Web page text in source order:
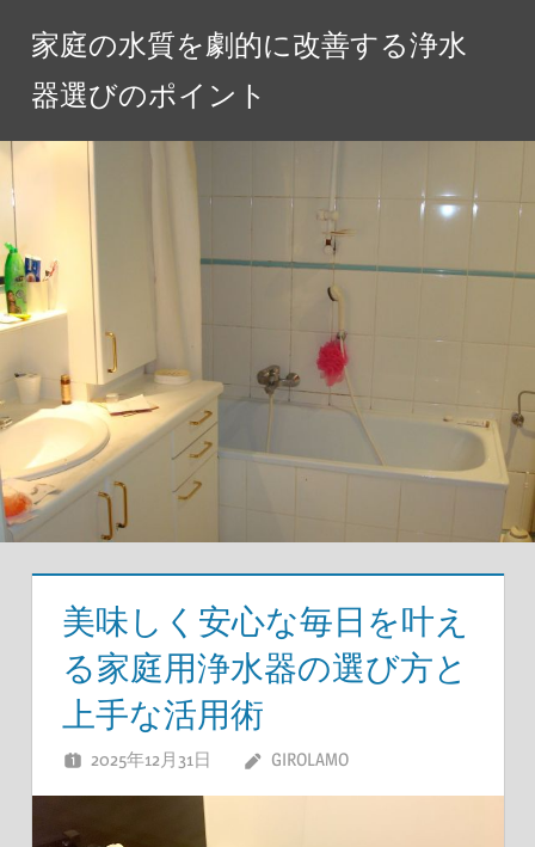
ツ
へ
ス
キ
ッ
プ
家庭の水質を劇的に改善する浄水
器選びのポイント
美味しく安心な毎日を叶え
る家庭用浄水器の選び方と
上手な活用術
2025年12月31日 GIROLAMO